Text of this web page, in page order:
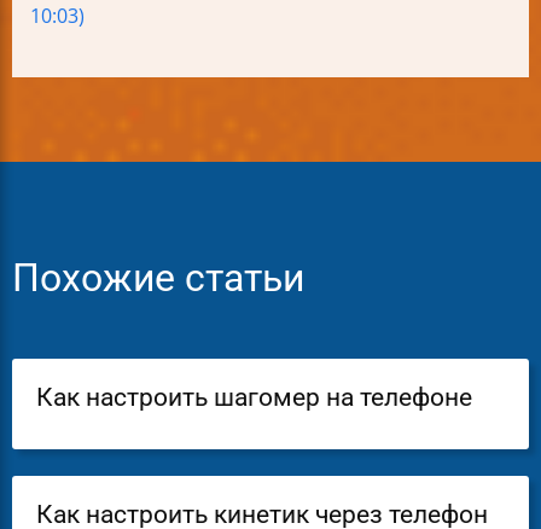
10:03)
Похожие статьи
Как настроить шагомер на телефоне
Как настроить кинетик через телефон